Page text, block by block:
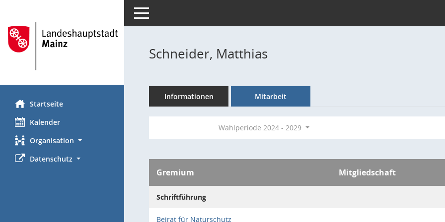
Startseite
Kalender
Organisation
Datenschutz
Toggle navigation
Schneider, Matthias
Informationen Mitarbeit
Wahlperiode 2024 - 2029
Gremium Mitgliedschaft
Schriftführung
Beirat für Naturschutz